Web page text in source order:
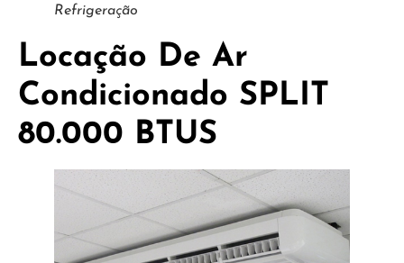
Refrigeração
Locação De Ar
Condicionado SPLIT
80.000 BTUS